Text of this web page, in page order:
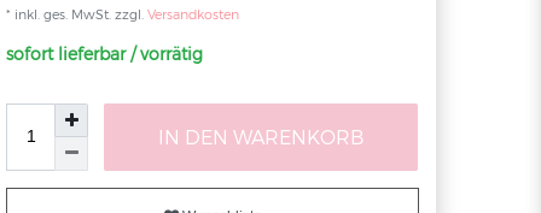
* inkl. ges. MwSt. zzgl. Versandkosten
sofort lieferbar / vorrätig
IN DEN WARENKORB